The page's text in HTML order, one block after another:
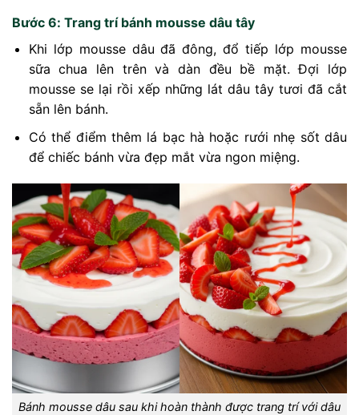
Bước 6: Trang trí bánh mousse dâu tây
Khi lớp mousse dâu đã đông, đổ tiếp lớp mousse
sữa chua lên trên và dàn đều bề mặt. Đợi lớp
mousse se lại rồi xếp những lát dâu tây tươi đã cắt
sẵn lên bánh.
Có thể điểm thêm lá bạc hà hoặc rưới nhẹ sốt dâu
để chiếc bánh vừa đẹp mắt vừa ngon miệng.
Bánh mousse dâu sau khi hoàn thành được trang trí với dâu